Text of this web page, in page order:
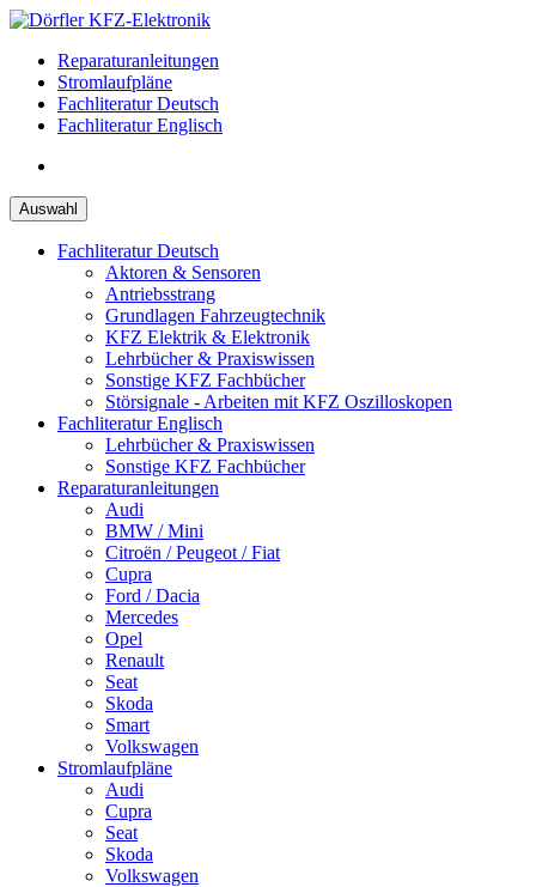
Zum
springenReparaturanleitungen
Stromlaufpläne
Fachliteratur Deutsch
Fachliteratur Englisch
Auswahl
Fachliteratur Deutsch
Aktoren & Sensoren
Antriebsstrang
Grundlagen Fahrzeugtechnik
KFZ Elektrik & Elektronik
Lehrbücher & Praxiswissen
Sonstige KFZ Fachbücher
Störsignale - Arbeiten mit KFZ Oszilloskopen
Fachliteratur Englisch
Lehrbücher & Praxiswissen
Sonstige KFZ Fachbücher
Reparaturanleitungen
Audi
BMW / Mini
Citroën / Peugeot / Fiat
Cupra
Ford / Dacia
Mercedes
Opel
Renault
Seat
Skoda
Smart
Volkswagen
Stromlaufpläne
Audi
Cupra
Seat
Skoda
Volkswagen